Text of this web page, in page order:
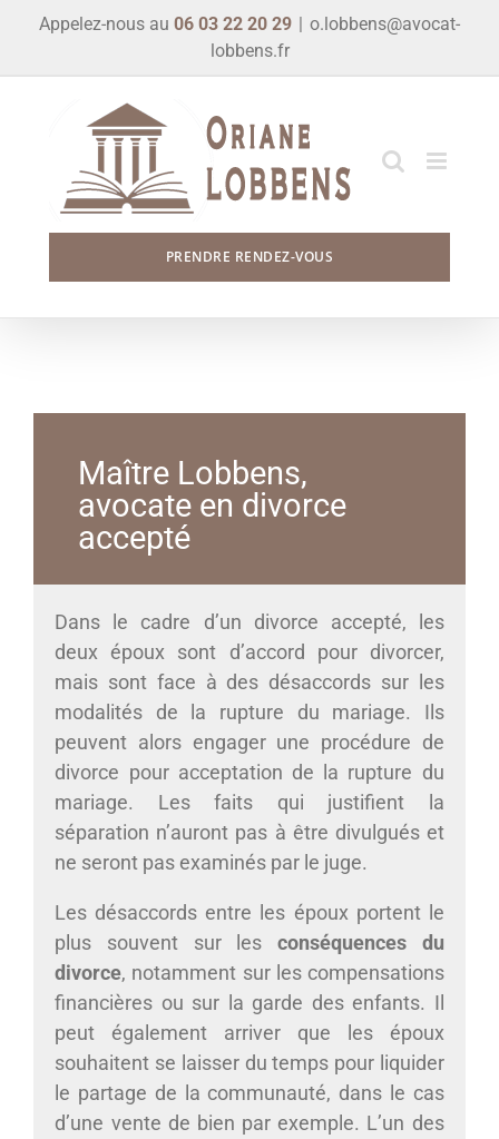
content
Appelez-nous au 06 03 22 20 29 | o.lobbens@avocat-
lobbens.fr
PRENDRE RENDEZ-VOUS
Maître Lobbens,
avocate en divorce
accepté
Dans le cadre d’un divorce accepté, les
deux époux sont d’accord pour divorcer,
mais sont face à des désaccords sur les
modalités de la rupture du mariage. Ils
peuvent alors engager une procédure de
divorce pour acceptation de la rupture du
mariage. Les faits qui justifient la
séparation n’auront pas à être divulgués et
ne seront pas examinés par le juge.
Les désaccords entre les époux portent le
plus souvent sur les conséquences du
divorce, notamment sur les compensations
financières ou sur la garde des enfants. Il
peut également arriver que les époux
souhaitent se laisser du temps pour liquider
le partage de la communauté, dans le cas
d’une vente de bien par exemple. L’un des